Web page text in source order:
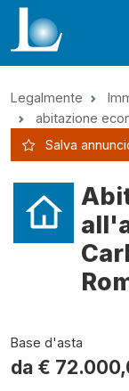
Legalmente
abitazione
Salva
Base d'asta
da €